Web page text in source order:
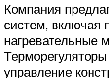
Компания
систем, включая
нагревательные
управление